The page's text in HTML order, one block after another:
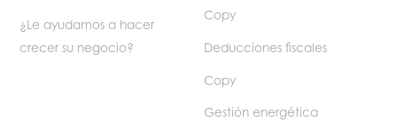
¿Le ayudamos a hacer
crecer su negocio?
Copy
Deducciones fiscales
Copy
Gestión energética